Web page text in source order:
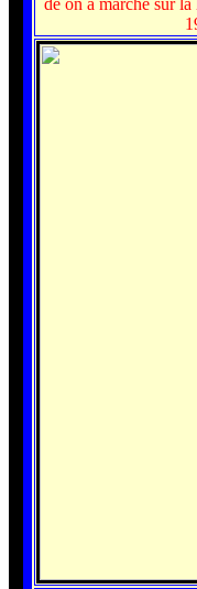
de on a marché sur